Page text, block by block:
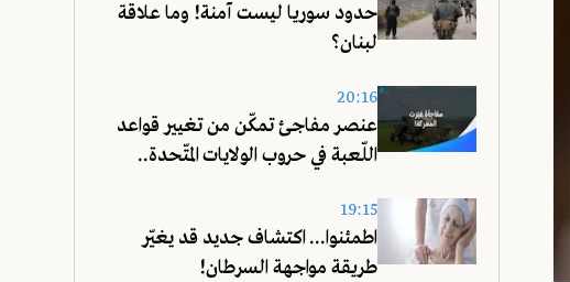
حدود سوريا ليست آمنة! وما علاقة
لبنان؟
20:16
عنصر مفاجئ تمكّن من تغيير قواعد
اللّعبة في حروب الولايات المتّحدة..
19:15
اطمئنوا... اكتشاف جديد قد يغيّر
طريقة مواجهة السرطان!